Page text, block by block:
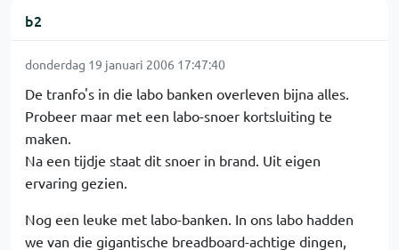
b2
donderdag 19 januari 2006 17:47:40
De tranfo's in die labo banken overleven bijna alles.
Probeer maar met een labo-snoer kortsluiting te
maken.
Na een tijdje staat dit snoer in brand. Uit eigen
ervaring gezien.
Nog een leuke met labo-banken. In ons labo hadden
we van die gigantische breadboard-achtige dingen,